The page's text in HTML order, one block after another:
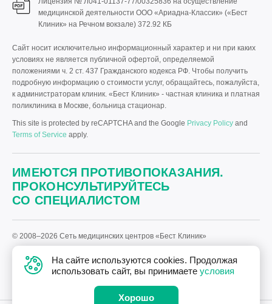
медицинской деятельности ООО «Ариадна-Классик» («Бест
Клиник» на Речном вокзале) 372.92 КБ
Сайт носит исключительно информационный характер и ни при каких
условиях не является публичной офертой, определяемой
положениями ч. 2 ст. 437 Гражданского кодекса РФ. Чтобы получить
подробную информацию о стоимости услуг, обращайтесь, пожалуйста,
к администраторам клиник. «Бест Клиник» - частная клиника и платная
поликлиника в Москве, больница стационар.
This site is protected by reCAPTCHA and the Google Privacy Policy and
Terms of Service apply.
ИМЕЮТСЯ ПРОТИВОПОКАЗАНИЯ.
ПРОКОНСУЛЬТИРУЙТЕСЬ
СО СПЕЦИАЛИСТОМ
© 2008–2026 Сеть медицинских центров «Бест Клиник»
Политика «Бест Клиник» в отношении обработки персональных
данных.
разработка сайта—Текарт.
На сайте используются cookies. Продолжая
использовать сайт, вы принимаете условия
Хорошо